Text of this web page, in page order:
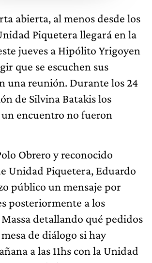
abierta, al menos desde los
Piquetera llegará en la
jueves a Hipólito Yrigoyen
que se escuchen sus
una reunión. Durante los 24
de Silvina Batakis los
encuentro no fueron
Obrero y reconocido
Unidad Piquetera, Eduardo
público un mensaje por
posteriormente a los
detallando qué pedidos
de diálogo si hay
a las 11hs con la Unidad